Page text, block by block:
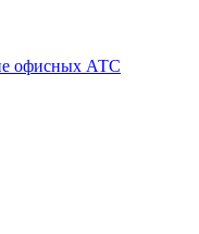
офисных АТС